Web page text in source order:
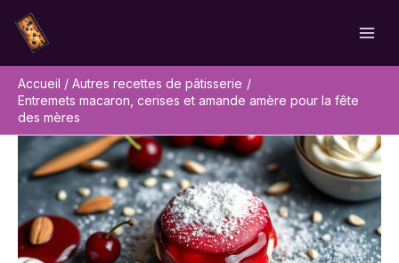
contenu
Accueil
Autres recettes de pâtisserie
Entremets macaron, cerises et amande amère pour la fête
des mères
Rechercher